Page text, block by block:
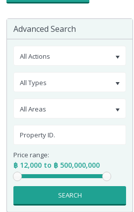
Advanced Search
All Actions
All Types
All Areas
Price range:
฿ 12,000 to ฿ 500,000,000
SEARCH